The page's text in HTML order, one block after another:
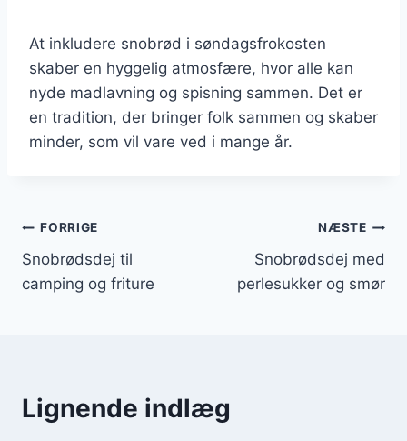
At inkludere snobrød i søndagsfrokosten
skaber en hyggelig atmosfære, hvor alle kan
nyde madlavning og spisning sammen. Det er
en tradition, der bringer folk sammen og skaber
minder, som vil vare ved i mange år.
Indlægsnavigation
FORRIGE
Snobrødsdej til
camping og friture
NÆSTE
Snobrødsdej med
perlesukker og smør
Lignende indlæg